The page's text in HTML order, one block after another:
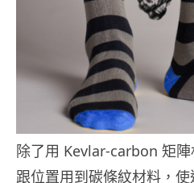
除了用 Kevlar-carbon 矩
跟位置用到碳條紋材料，